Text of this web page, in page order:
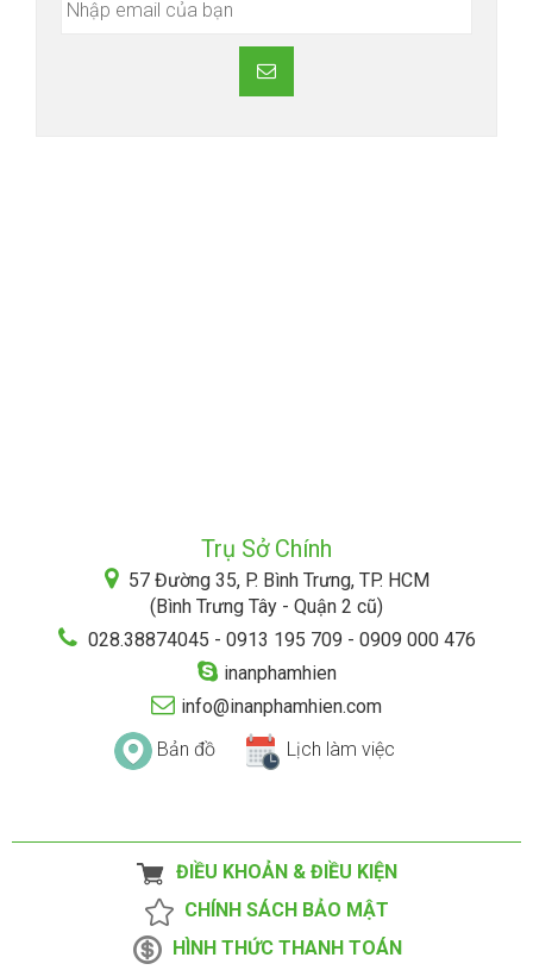
Trụ Sở Chính
57 Đường 35, P. Bình Trưng, TP. HCM
(Bình Trưng Tây - Quận 2 cũ)
028.38874045 - 0913 195 709 - 0909 000 476
inanphamhien
info@inanphamhien.com
Bản đồ
Lịch làm việc
ĐIỀU KHOẢN & ĐIỀU KIỆN
CHÍNH SÁCH BẢO MẬT
HÌNH THỨC THANH TOÁN